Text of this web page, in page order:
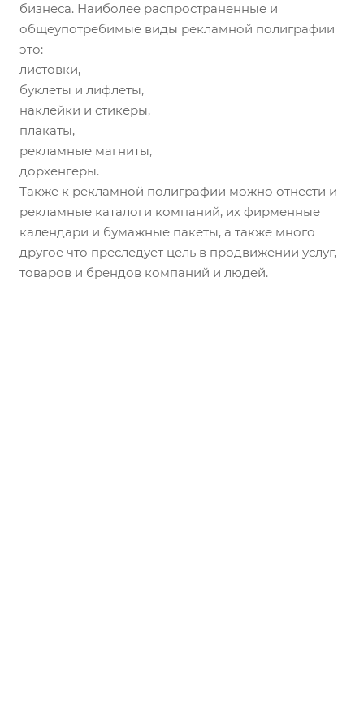
бизнеса. Наиболее распространенные и
общеупотребимые виды рекламной полиграфии
это:
листовки,
буклеты и лифлеты,
наклейки и стикеры,
плакаты,
рекламные магниты,
дорхенгеры.
Также к рекламной полиграфии можно отнести и
рекламные каталоги компаний, их фирменные
календари и бумажные пакеты, а также много
другое что преследует цель в продвижении услуг,
товаров и брендов компаний и людей.